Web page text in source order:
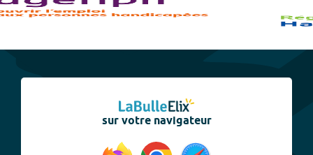
sur votre navigateur